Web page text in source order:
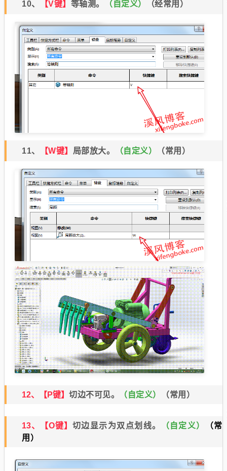
10、 【V键】 等轴测。 （自定义） （经常用）
11、 【W键】 局部放大。 （自定义） （常用）
12、【P键】 切边不可见。 （自定义） （常用）
13、【O键】 切边显示为双点划线。 （自定 义）
（常
用）